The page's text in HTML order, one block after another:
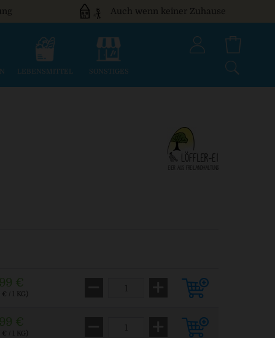
Auch wenn keiner Zuhause
LEBENSMITTEL SONSTIGES
€
€ / 1 KG)
€
/ 1 KG)